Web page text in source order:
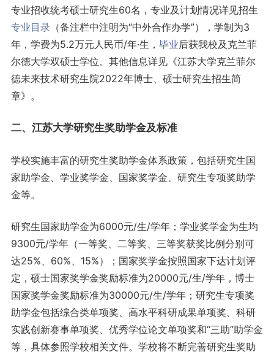
专业招收统考硕士研究生60名，专业及计划情况详见招生
专业目录（备注栏中注明为“中外合作办学”），学制为3
年，学费为5.2万元人民币/年·生， 毕业后获我校及克兰菲
尔德大学双硕士学位。其他信息详见《江苏大学克兰菲尔
德未来技术研究生院2022年博士、硕士研究生招生简
章》。
二、江苏大学研究生奖助学金及标准
学校实施丰富的研究生奖助学金体系政策，包括研究生国
家助学金、学业奖学金、国家奖学金、研究生专项奖助学
金等。
研究生国家助学金为6000元/生/学年；学业奖学金为生均
9300元/学年（一等奖、二等奖、三等奖获奖比例分别可
达25%、60%、15%）；国家奖学金按照国家下达计划评
定，硕士国家奖学金奖励标准为20000元/生/学年，博士
国家奖学金奖励标准为30000元/生/学年；研究生专项奖
助学金包括综合类单项奖、高水平科研成果单项奖、科研
实践创新赛事单项奖、优秀学位论文单项奖和“三助”助学金
等，具体参照学校相关文件。学校将不断完善研究生奖助